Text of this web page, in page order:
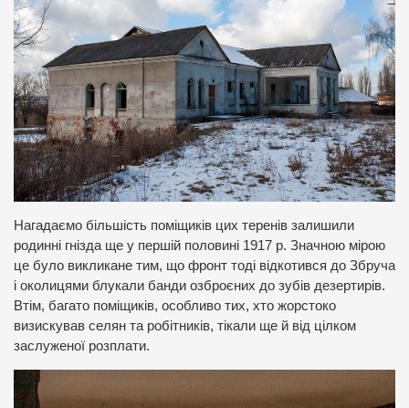
Нагадаємо більшість поміщиків цих теренів залишили
родинні гнізда ще у першій половині 1917 р. Значною мірою
це було викликане тим, що фронт тоді відкотився до Збруча
і околицями блукали банди озброєних до зубів дезертирів.
Втім, багато поміщиків, особливо тих, хто жорстоко
визискував селян та робітників, тікали ще й від цілком
заслуженої розплати.